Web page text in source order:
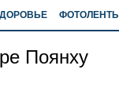
ФОТОЛЕНТЫ
Поянху